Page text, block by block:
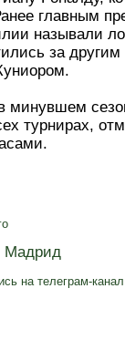
главным
называли
за
минувшем
турнирах,
Мадрид
на телеграм-